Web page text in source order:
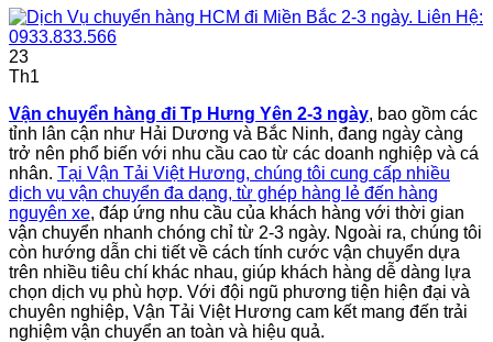
23
Th1
Vận chuyển hàng đi Tp Hưng Yên 2-3 ngày, bao gồm các
tỉnh lân cận như Hải Dương và Bắc Ninh, đang ngày càng
trở nên phổ biến với nhu cầu cao từ các doanh nghiệp và cá
nhân. Tại Vận Tải Việt Hương, chúng tôi cung cấp nhiều
dịch vụ vận chuyển đa dạng, từ ghép hàng lẻ đến hàng
nguyên xe, đáp ứng nhu cầu của khách hàng với thời gian
vận chuyển nhanh chóng chỉ từ 2-3 ngày. Ngoài ra, chúng tôi
còn hướng dẫn chi tiết về cách tính cước vận chuyển dựa
trên nhiều tiêu chí khác nhau, giúp khách hàng dễ dàng lựa
chọn dịch vụ phù hợp. Với đội ngũ phương tiện hiện đại và
chuyên nghiệp, Vận Tải Việt Hương cam kết mang đến trải
nghiệm vận chuyển an toàn và hiệu quả.